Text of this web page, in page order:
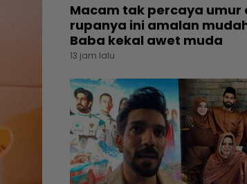
Macam tak percaya umur
rupanya ini amalan
Baba kekal awet muda
13 jam lalu